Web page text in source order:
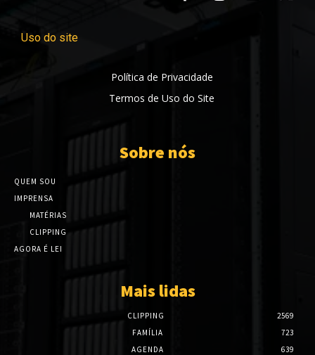
Uso do site
Política de Privacidade
Termos de Uso do Site
Sobre nós
QUEM SOU
IMPRENSA
MATÉRIAS
CLIPPING
AGORA É LEI
Mais lidas
CLIPPING
2569
FAMÍLIA
723
AGENDA
639